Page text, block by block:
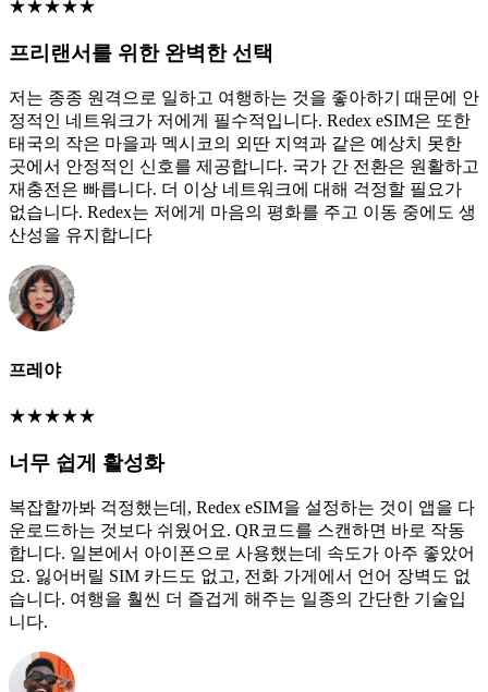
★★★★★
프리랜서를 위한 완벽한 선택
저는 종종 원격으로 일하고 여행하는 것을 좋아하기 때문에 안
정적인 네트워크가 저에게 필수적입니다. Redex eSIM은 또한
태국의 작은 마을과 멕시코의 외딴 지역과 같은 예상치 못한
곳에서 안정적인 신호를 제공합니다. 국가 간 전환은 원활하고
재충전은 빠릅니다. 더 이상 네트워크에 대해 걱정할 필요가
없습니다. Redex는 저에게 마음의 평화를 주고 이동 중에도 생
산성을 유지합니다
프레야
★★★★★
너무 쉽게 활성화
복잡할까봐 걱정했는데, Redex eSIM을 설정하는 것이 앱을 다
운로드하는 것보다 쉬웠어요. QR코드를 스캔하면 바로 작동
합니다. 일본에서 아이폰으로 사용했는데 속도가 아주 좋았어
요. 잃어버릴 SIM 카드도 없고, 전화 가게에서 언어 장벽도 없
습니다. 여행을 훨씬 더 즐겁게 해주는 일종의 간단한 기술입
니다.